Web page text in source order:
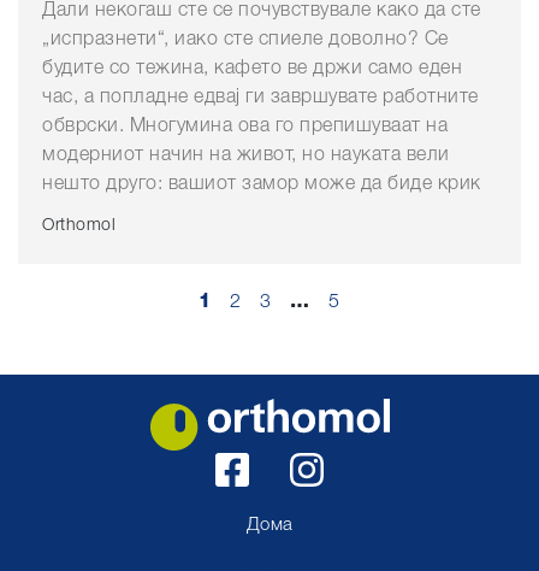
Дали некогаш сте се почувствувале како да сте
„испразнети“, иако сте спиеле доволно? Се
будите со тежина, кафето ве држи само еден
час, а попладне едвај ги завршувате работните
обврски. Многумина ова го препишуваат на
модерниот начин на живот, но науката вели
нешто друго: вашиот замор може да биде крик
Orthomol
1 2 3 … 5
Дома